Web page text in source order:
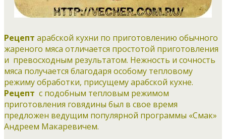
Рецепт арабской кухни по приготовлению обычного
жареного мяса отличается простотой приготовления
и превосходным результатом. Нежность и сочность
мяса получается благодаря особому тепловому
режиму обработки, присущему арабской кухне.
Рецепт с подобным тепловым режимом
приготовления говядины был в свое время
предложен ведущим популярной программы «Смак»
Андреем Макаревичем.